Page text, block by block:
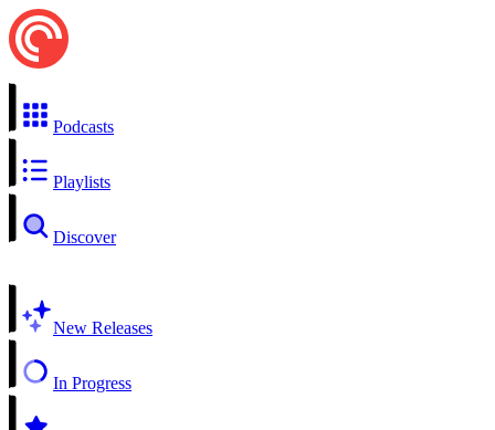
Podcasts
Playlists
Discover
New Releases
In Progress